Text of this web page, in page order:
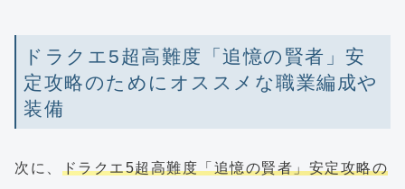
ドラクエ5超高難度「追憶の賢者」安
定攻略のためにオススメな職業編成や
装備
次に、 ドラクエ5超高難度「追憶の賢者」安定攻略の